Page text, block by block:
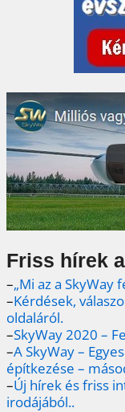
Friss hírek
–„Mi az a SkyWay
–Kérdések,
oldaláról.
–SkyWay 2020 –
–A SkyWay –
építkezése –
–Új hírek és friss
irodájából..